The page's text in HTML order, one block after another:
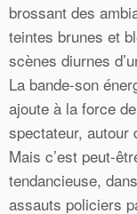
brossant des
teintes brunes et
scènes diurnes
La bande-son
ajoute à la force
spectateur, autour
Mais c’est peut-
tendancieuse,
assauts policiers